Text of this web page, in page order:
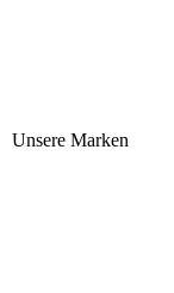
Unsere Marken